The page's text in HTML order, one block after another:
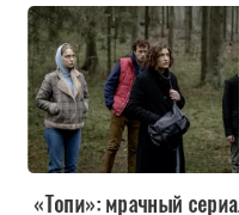
сериал по